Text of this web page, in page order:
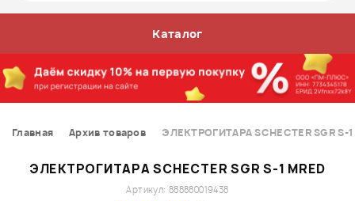
Каталог
Главная Архив товаров ЭЛЕКТРОГИТАРА SCHECTER SGR S-1
ЭЛЕКТРОГИТАРА SCHECTER SGR S-1 MRED
Артикул: 888880019438